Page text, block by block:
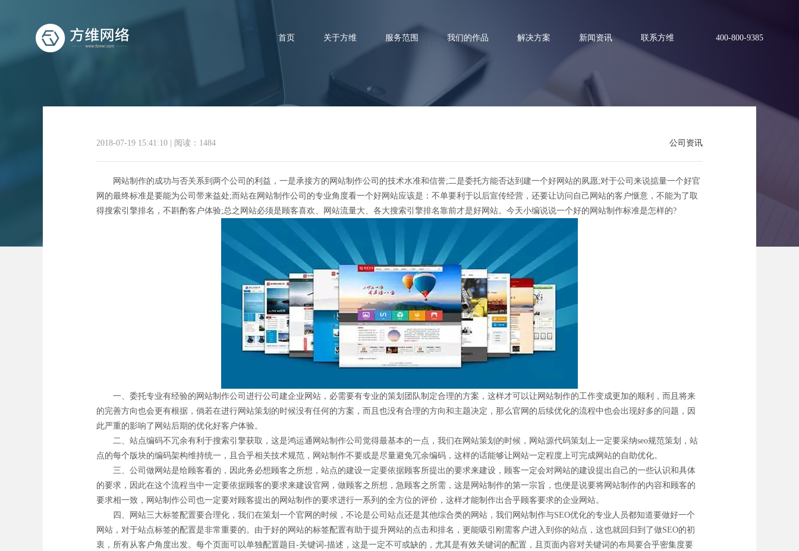
首页 关于方维 服务范围 我们的作品 解决方案 新闻资讯 联系方维 400-800-9385
广州网站制作：一个好的网站制作标准是怎样的呢？
公司资讯
2018-07-19 15:41:10 阅读：1484
网站制作的成功与否关系到两个公司的利益，一是承接方的网站制作公司的技术水准和信誉;二是委托方能否达到建一个好网站的夙愿;对于公司来说掂量一个好官
网的最终标准是要能为公司带来益处;而站在网站制作公司的专业角度看一个好网站应该是：不单要利于以后宣传经营，还要让访问自己网站的客户惬意，不能为了取
得搜索引擎排名，不斟酌客户体验;总之网站必须是顾客喜欢、网站流量大、各大搜索引擎排名靠前才是好网站。今天小编说说一个好的网站制作标准是怎样的?
一、委托专业有经验的网站制作公司进行公司建企业网站，必需要有专业的策划团队制定合理的方案，这样才可以让网站制作的工作变成更加的顺利，而且将来
的完善方向也会更有根据，倘若在进行网站策划的时候没有任何的方案，而且也没有合理的方向和主题决定，那么官网的后续优化的流程中也会出现好多的问题，因
此严重的影响了网站后期的优化好客户体验。
二、站点编码不冗余有利于搜索引擎获取，这是鸿运通网站制作公司觉得最基本的一点，我们在网站策划的时候，网站源代码策划上一定要采纳seo规范策划，站
点的每个版块的编码架构维持统一，且合乎相关技术规范，网站制作不要或是尽量避免冗余编码，这样的话能够让网站一定程度上可完成网站的自助优化。
三、公司做网站是给顾客看的，因此务必想顾客之所想，站点的建设一定要依据顾客所提出的要求来建设，顾客一定会对网站的建设提出自己的一些认识和具体
的要求，因此在这个流程当中一定要依据顾客的要求来建设官网，做顾客之所想，急顾客之所需，这是网站制作的第一宗旨，也便是说要将网站制作的内容和顾客的
要求相一致，网站制作公司也一定要对顾客提出的网站制作的要求进行一系列的全方位的评价，这样才能制作出合乎顾客要求的企业网站。
四、网站三大标签配置要合理化，我们在策划一个官网的时候，不论是公司站点还是其他综合类的网站，我们网站制作与SEO优化的专业人员都知道要做好一个
网站，对于站点标签的配置是非常重要的。由于好的网站的标签配置有助于提升网站的点击和排名，更能吸引刚需客户进入到你的站点，这也就回归到了做SEO的初
衷，所有从客户角度出发。每个页面可以单独配置题目-关键词-描述，这是一定不可或缺的，尤其是有效关键词的配置，且页面内容对关键词的布局要合乎密集度要